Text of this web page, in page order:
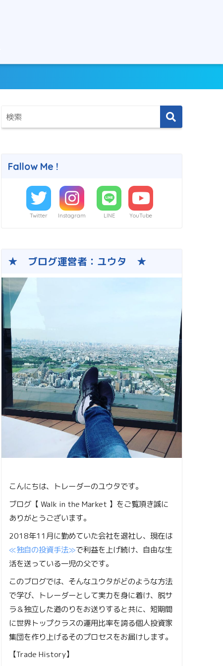
Fallow Me !
Twitter Instagram LINE YouTube
★ ブログ運営者：ユウタ ★
こんにちは、トレーダーのユウタです。
ブログ【 Walk in the Market 】をご覧頂き誠に
ありがとうございます。
2018年11月に勤めていた会社を退社し、現在は
≪独自の投資手法≫で利益を上げ続け、自由な生
活を送っている一児の父です。
このブログでは、そんなユウタがどのような方法
で学び、トレーダーとして実力を身に着け、脱サ
ラ＆独立した道のりをお送りすると共に、短期間
に世界トップクラスの運用比率を誇る個人投資家
集団を作り上げるそのプロセスをお届けします。
【Trade History】